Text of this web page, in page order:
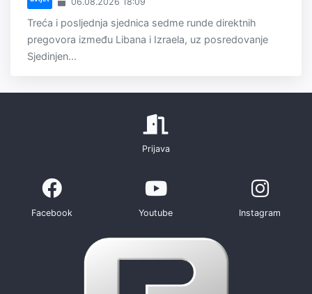
Treća i posljednja sjednica sedme runde direktnih
pregovora između Libana i Izraela, uz posredovanje
Sjedinjen...
Prijava
Facebook Youtube Instagram